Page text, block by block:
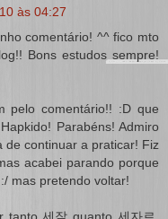
às 04:27
comentário! ^^ fico mto
Bons estudos sempre!
pelo comentário!! :D que
Parabéns! Admiro
de continuar a praticar! Fiz
acabei parando porque
mas pretendo voltar!